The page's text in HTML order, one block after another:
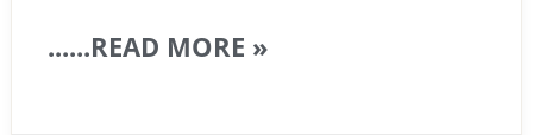
的狀況？這些情況在生活中很常遇到，尤其是
......READ MORE »